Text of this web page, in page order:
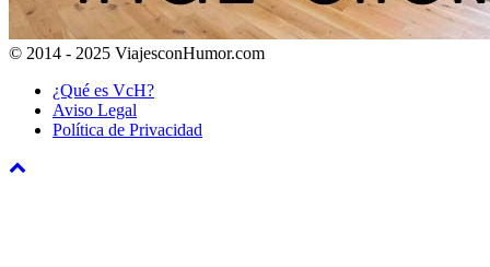
© 2014 - 2025 ViajesconHumor.com
¿Qué es VcH?
Aviso Legal
Política de Privacidad